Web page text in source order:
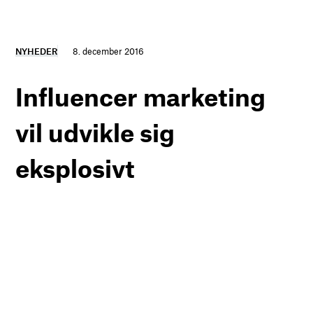
NYHEDER 8. december 2016
Influencer marketing
vil udvikle sig
eksplosivt